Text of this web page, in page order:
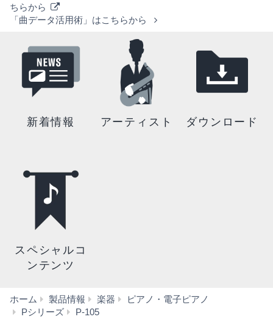
ちらから
「曲データ活用術」はこちらから
新着情報 アーティスト ダウンロード
スペシャルコ
ンテンツ
ホーム 製品情報 楽器
ピアノ・電子ピアノ
Pシリーズ
P-105